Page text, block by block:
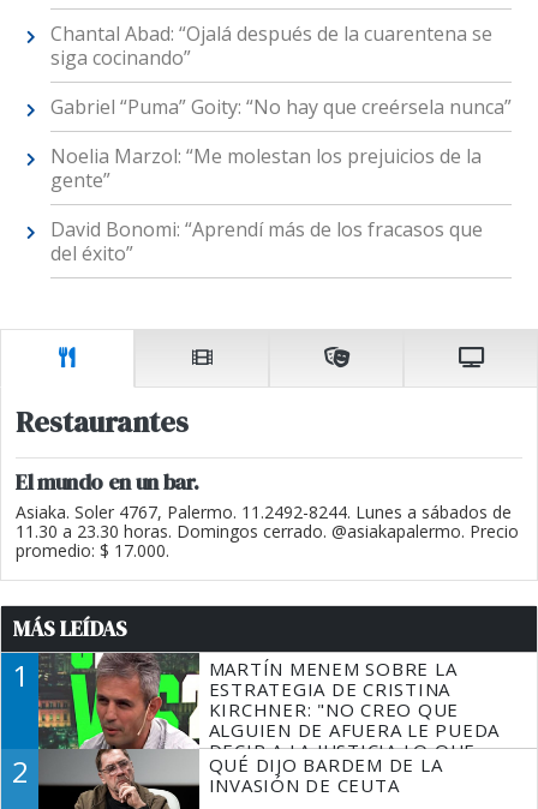
Chantal Abad: “Ojalá después de la cuarentena se
siga cocinando”
Gabriel “Puma” Goity: “No hay que creérsela nunca”
Noelia Marzol: “Me molestan los prejuicios de la
gente”
David Bonomi: “Aprendí más de los fracasos que
del éxito”
Restaurantes
El mundo en un bar.
Asiaka. Soler 4767, Palermo. 11.2492-8244. Lunes a sábados de
11.30 a 23.30 horas. Domingos cerrado. @asiakapalermo. Precio
promedio: $ 17.000.
MÁS LEÍDAS
1
MARTÍN MENEM SOBRE LA
ESTRATEGIA DE CRISTINA
KIRCHNER: "NO CREO QUE
ALGUIEN DE AFUERA LE PUEDA
DECIR A LA JUSTICIA LO QUE
TIENE QUE HACER"
2
QUÉ DIJO BARDEM DE LA
INVASIÓN DE CEUTA